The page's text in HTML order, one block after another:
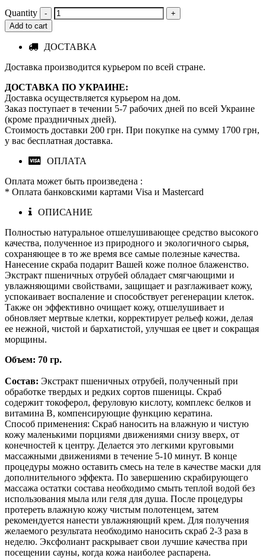
Quantity
Add to cart
ДОСТАВКА
Доставка производится курьером по всей стране.
ДОСТАВКА ПО УКРАИНЕ:
Доставка осуществляется курьером на дом.
Заказ поступает в течении 5-7 рабочих дней по всей Украине
(кроме праздничных дней).
Стоимость доставки 200 грн. При покупке на сумму 1700 грн,
у вас бесплатная доставка.
ОПЛАТА
Оплата может быть произведена :
* Оплата банковскими картами Visa и Mastercard
ОПИСАНИЕ
Полностью натуральное отшелушивающее средство высокого
качества, полученное из природного и экологичного сырья,
сохраняющее в то же время все самые полезные качества.
Нанесение скраба подарит Вашей коже полное блаженство.
Экстракт пшеничных отрубей обладает смягчающими и
увлажняющими свойствами, защищает и разглаживает кожу,
успокаивает воспаление и способствует регенерации клеток.
Также он эффективно очищает кожу, отшелушивает и
обновляет мертвые клетки, корректирует рельеф кожи, делая
ее нежной, чистой и бархатистой, улучшая ее цвет и сокращая
морщины.
Объем: 70 гр.
Состав: Экстракт пшеничных отрубей, полученный при
обработке твердых и редких сортов пшеницы. Скраб
содержит токоферол, феруловую кислоту, комплекс белков и
витамина В, компенсирующие функцию кератина.
Способ применения: Скраб наносить на влажную и чистую
кожу маленькими порциями движениями снизу вверх, от
конечностей к центру. Делается это легкими круговыми
массажными движениями в течение 5-10 минут. В конце
процедуры можно оставить смесь на теле в качестве маски для
дополнительного эффекта. По завершению скрабирующего
массажа остатки состава необходимо смыть теплой водой без
использования мыла или геля для душа. После процедуры
протереть влажную кожу чистым полотенцем, затем
рекомендуется нанести увлажняющий крем. Для получения
желаемого результата необходимо наносить скраб 2-3 раза в
неделю. Эксфолиант раскрывает свои лучшие качества при
посещении сауны, когда кожа наиболее распарена.